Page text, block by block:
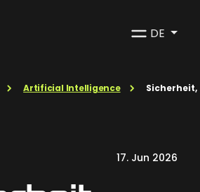
DE
Artificial Intelligence
17. Jun 2026